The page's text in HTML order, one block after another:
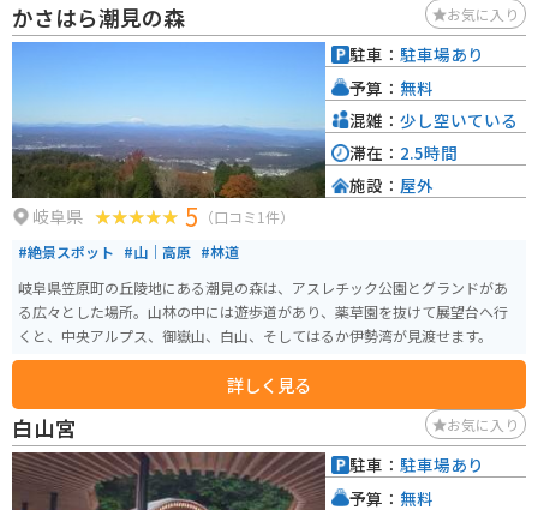
かさはら潮見の森 お気に入り
岐阜県 5 （口コミ1件）
#絶景スポット #山｜高原 #林道
岐阜県笠原町の丘陵地にある潮見の森は、アスレチック公園とグランドがあ
る広々とした場所。山林の中には遊歩道があり、薬草園を抜けて展望台へ行
くと、中央アルプス、御嶽山、白山、そしてはるか伊勢湾が見渡せます。
詳しく見る
駐車： 駐車場あり
予算： 無料
混雑： 少し空いている
滞在： 2.5時間
施設： 屋外
白山宮 お気に入り
駐車： 駐車場あり
予算： 無料